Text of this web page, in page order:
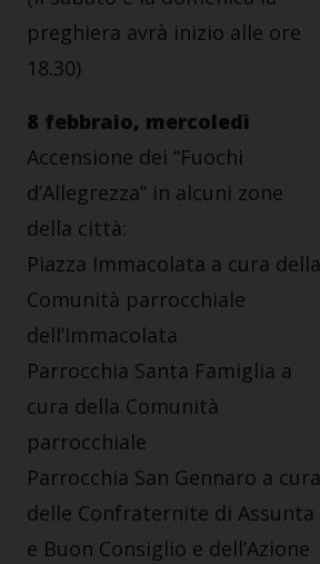
preghiera avrà inizio alle ore
18.30)
8 febbraio, mercoledì
Accensione dei “Fuochi
d’Allegrezza” in alcuni zone
della città:
Piazza Immacolata a cura della
Comunità parrocchiale
dell’Immacolata
Parrocchia Santa Famiglia a
cura della Comunità
parrocchiale
Parrocchia San Gennaro a cura
delle Confraternite di Assunta
e Buon Consiglio e dell’Azione